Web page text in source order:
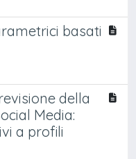
basati
della
Media:
a profili